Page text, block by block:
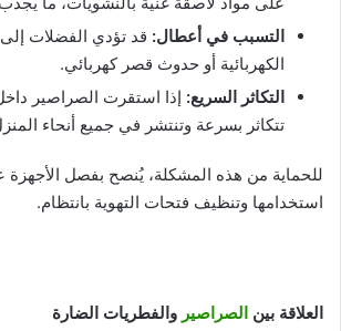
التسبب في أعطال: قد تؤدي الفضلات إلى
الكهربائية أو حدوث قصر كهربائي.
التكاثر السريع: إذا استقرت الصراصير
تتكاثر بسرعة وتنتشر في جميع أنحاء
للحماية من هذه المشكلة، يُنصح بفصل الأجهزة
استخدامها وتنظيف فتحات التهوية بانتظام.
العلاقة بين الصراصير والفطريات الضارة